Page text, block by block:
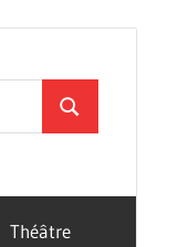
Search
Théâtre